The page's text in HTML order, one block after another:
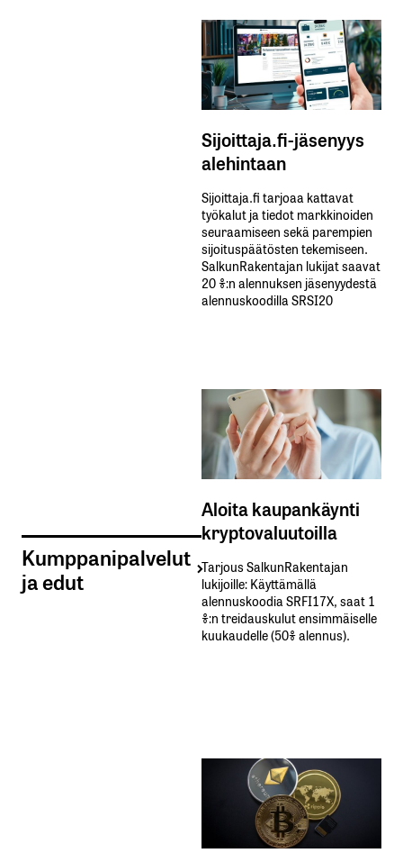
Kumppanipalvelut
ja edut
Sijoittaja.fi-jäsenyys
alehintaan
Sijoittaja.fi tarjoaa kattavat
työkalut ja tiedot markkinoiden
seuraamiseen sekä parempien
sijoituspäätösten tekemiseen.
SalkunRakentajan lukijat saavat
20 %:n alennuksen jäsenyydestä
alennuskoodilla SRSI20
Aloita kaupankäynti
kryptovaluutoilla
Tarjous SalkunRakentajan
lukijoille: Käyttämällä​ ​
alennuskoodia​ ​SRFI17X,​ ​saat​ ​1
%:n treidauskulut​ ​ensimmäiselle​ ​
kuukaudelle​ ​(50%​ ​alennus).